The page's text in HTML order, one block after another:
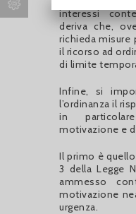
interessi
deriva che,
richieda misure
il ricorso ad
di limite
Infine, si
l’ordinanza il
in
motivazione e
Il primo è
3 della Legge
ammesso
motivazione
urgenza.